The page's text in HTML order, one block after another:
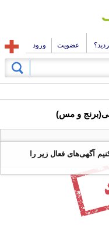
عضویت ورود
و مس)
آگهی‌های فعال زیر را